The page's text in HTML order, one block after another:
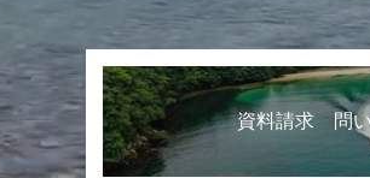
資料請求 問